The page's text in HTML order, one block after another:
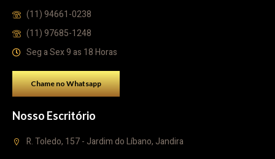
(11) 94661-0238
(11) 97685-1248
Seg a Sex 9 as 18 Horas
Chame no Whatsapp
Nosso Escritório
R. Toledo, 157 - Jardim do Líbano, Jandira